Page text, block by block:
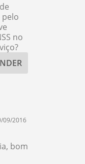
no
09/2016
bom